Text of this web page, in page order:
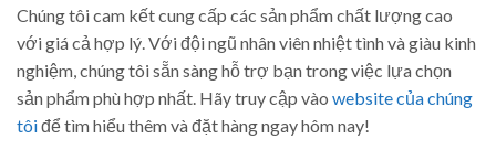
Chúng tôi cam kết cung cấp các sản phẩm chất lượng cao
với giá cả hợp lý. Với đội ngũ nhân viên nhiệt tình và giàu kinh
nghiệm, chúng tôi sẵn sàng hỗ trợ bạn trong việc lựa chọn
sản phẩm phù hợp nhất. Hãy truy cập vào website của chúng
tôiđể tìm hiểu thêm và đặt hàng ngay hôm nay!